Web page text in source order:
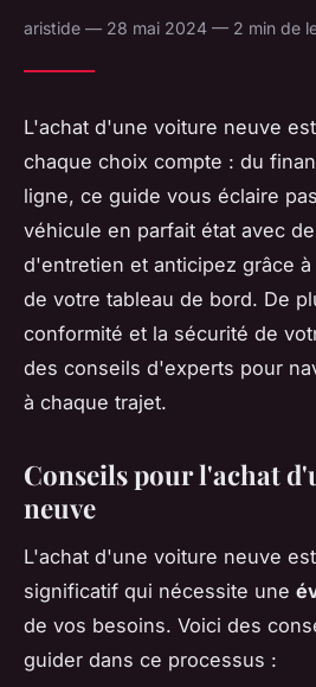
aristide — 28 mai 2024 — 2 min de
L'achat d'une voiture neuve
chaque choix compte : du
ligne, ce guide vous éclaire
véhicule en parfait état avec
d'entretien et anticipez grâce
de votre tableau de bord. De
conformité et la sécurité de
des conseils d'experts pour
à chaque trajet.
Conseils pour l'achat
neuve
L'achat d'une voiture neuve
significatif qui nécessite une
de vos besoins. Voici des
guider dans ce processus :